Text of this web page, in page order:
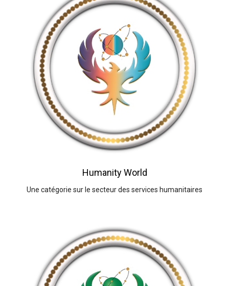
Humanity World
Une catégorie sur le secteur des services humanitaires